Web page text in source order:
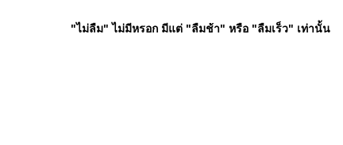
"ไม่ลืม" ไม่มีหรอก มีแต่ "ลืมช้า" หรือ "ลืมเร็ว" เท่านั้น